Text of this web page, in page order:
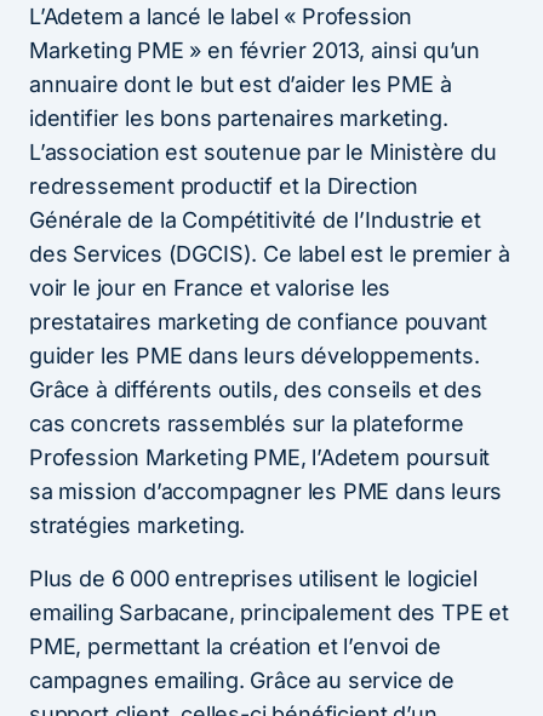
L’Adetem a lancé le label « Profession
Marketing PME » en février 2013, ainsi qu’un
annuaire dont le but est d’aider les PME à
identifier les bons partenaires marketing.
L’association est soutenue par le Ministère du
redressement productif et la Direction
Générale de la Compétitivité de l’Industrie et
des Services (DGCIS). Ce label est le premier à
voir le jour en France et valorise les
prestataires marketing de confiance pouvant
guider les PME dans leurs développements.
Grâce à différents outils, des conseils et des
cas concrets rassemblés sur la plateforme
Profession Marketing PME, l’Adetem poursuit
sa mission d’accompagner les PME dans leurs
stratégies marketing.
Plus de 6 000 entreprises utilisent le logiciel
emailing Sarbacane, principalement des TPE et
PME, permettant la création et l’envoi de
campagnes emailing. Grâce au service de